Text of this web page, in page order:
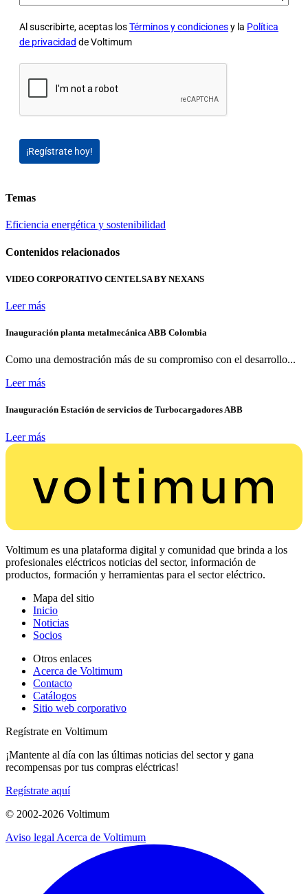
Al suscribirte, aceptas losTérminos y condicionesy la Política
de privacidad de Voltimum
¡Regístrate hoy!
Temas
Eficiencia energética y sostenibilidad
Contenidos relacionados
VIDEO CORPORATIVO CENTELSA BY NEXANS
Leer más
Inauguración planta metalmecánica ABB Colombia
Como una demostración más de su compromiso con el desarrollo...
Leer más
Inauguración Estación de servicios de Turbocargadores ABB
Leer más
Voltimum es una plataforma digital y comunidad que brinda a los
profesionales eléctricos noticias del sector, información de
productos, formación y herramientas para el sector eléctrico.
Mapa del sitio
Inicio
Noticias
Socios
Otros enlaces
Acerca de Voltimum
Contacto
Catálogos
Sitio web corporativo
Regístrate en Voltimum
¡Mantente al día con las últimas noticias del sector y gana
recompensas por tus compras eléctricas!
Regístrate aquí
© 2002-2026 Voltimum
Aviso legal Acerca de Voltimum